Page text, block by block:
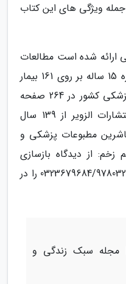
جمله ویژگی های این کتاب
ارائه شده است مطالعات
بالینی صورت گرفته طی یک دوره 15 ساله بر روی 161 بیمار
در بیش از 30 بیمارستان علوم پزشکی کشور در 264 صفحه
تمام رنگی، ارائه شده است. انتشارات الزویر از 139 سال
مطبوعات پزشکی و
از دیدگاه بازسازی
بافت را با شماره شابک 0323679684/978032367988 را در
سبک زندگی و